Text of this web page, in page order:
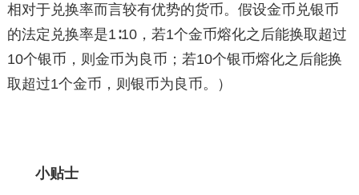
相对于兑换率而言较有优势的货币。假设金币兑银币
的法定兑换率是1∶10，若1个金币熔化之后能换取超过
10个银币，则金币为良币；若10个银币熔化之后能换
取超过1个金币，则银币为良币。）
小贴士